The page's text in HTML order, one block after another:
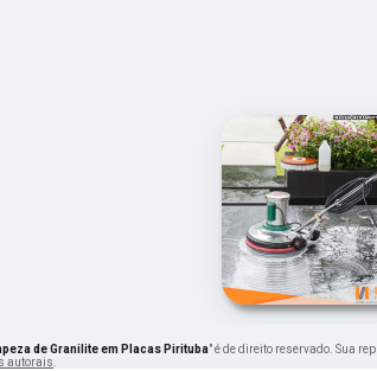
de Granilite em Placas Pirituba" é de direito reservado. Sua
autorais.